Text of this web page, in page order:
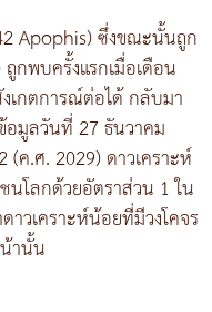
Apophis) ซึ่งขณะนั้นถูก
กพบครั้งแรกเมื่อเดือน
เกตการณ์ต่อได้ กลับมา
มูลวันที่ 27 ธันวาคม
ค.ศ. 2029) ดาวเคราะห์
โลกด้วยอัตราส่วน 1 ใน
วเคราะห์น้อยที่มีวงโคจร
านั้น